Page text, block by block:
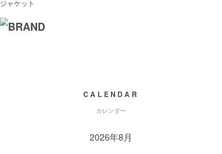
ジャケット
CALENDAR
カレンダー
2026年8月